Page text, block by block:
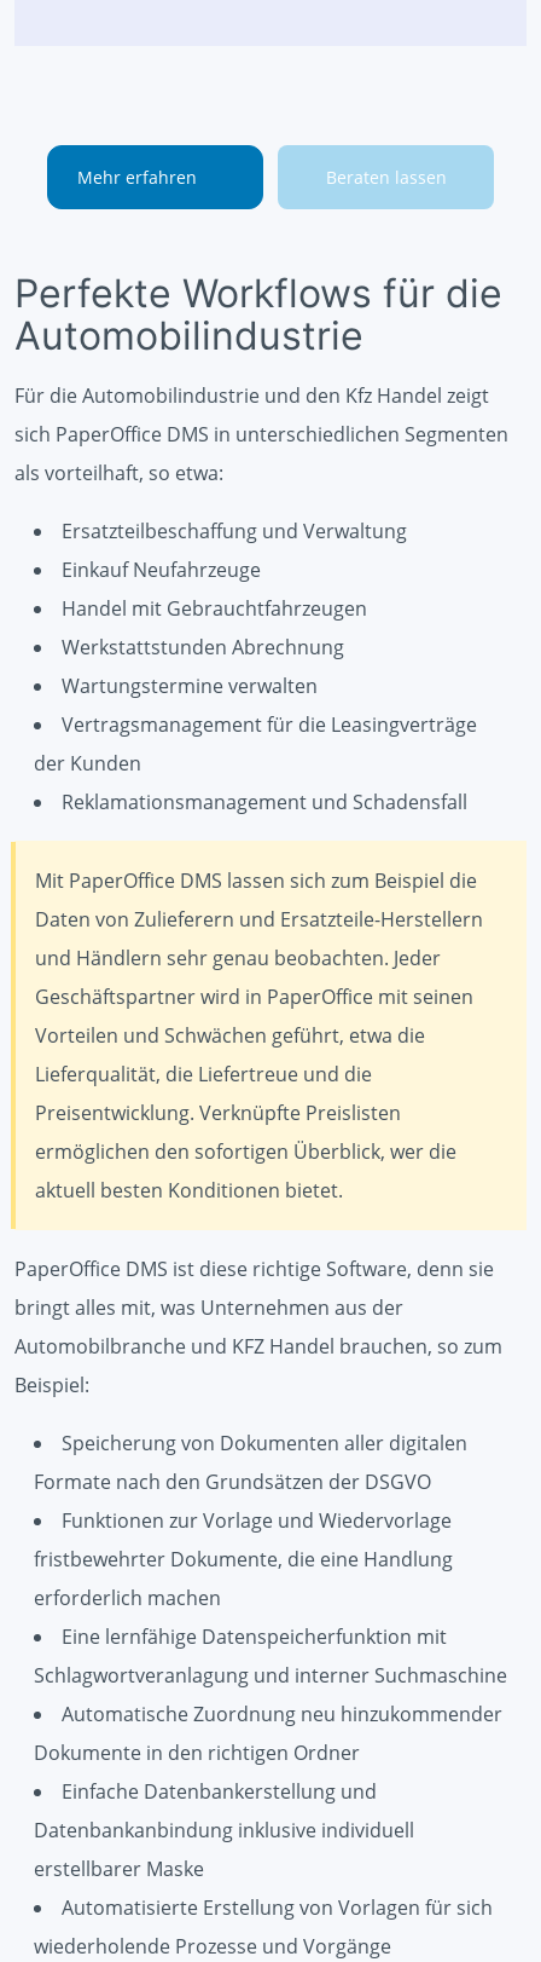
Mehr erfahren Beraten lassen
Perfekte Workflows für die
Automobilindustrie
Für die Automobilindustrie und den Kfz Handel zeigt
sich PaperOffice DMS in unterschiedlichen Segmenten
als vorteilhaft, so etwa:
Ersatzteilbeschaffung und Verwaltung
Einkauf Neufahrzeuge
Handel mit Gebrauchtfahrzeugen
Werkstattstunden Abrechnung
Wartungstermine verwalten
Vertragsmanagement für die Leasingverträge
der Kunden
Reklamationsmanagement und Schadensfall
Mit PaperOffice DMS lassen sich zum Beispiel die
Daten von Zulieferern und Ersatzteile-Herstellern
und Händlern sehr genau beobachten. Jeder
Geschäftspartner wird in PaperOffice mit seinen
Vorteilen und Schwächen geführt, etwa die
Lieferqualität, die Liefertreue und die
Preisentwicklung. Verknüpfte Preislisten
ermöglichen den sofortigen Überblick, wer die
aktuell besten Konditionen bietet.
PaperOffice DMS ist diese richtige Software, denn sie
bringt alles mit, was Unternehmen aus der
Automobilbranche und KFZ Handel brauchen, so zum
Beispiel:
Speicherung von Dokumenten aller digitalen
Formate nach den Grundsätzen der DSGVO
Funktionen zur Vorlage und Wiedervorlage
fristbewehrter Dokumente, die eine Handlung
erforderlich machen
Eine lernfähige Datenspeicherfunktion mit
Schlagwortveranlagung und interner Suchmaschine
Automatische Zuordnung neu hinzukommender
Dokumente in den richtigen Ordner
Einfache Datenbankerstellung und
Datenbankanbindung inklusive individuell
erstellbarer Maske
Automatisierte Erstellung von Vorlagen für sich
wiederholende Prozesse und Vorgänge